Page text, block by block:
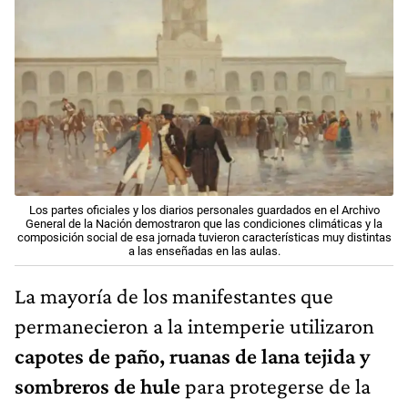
Los partes oficiales y los diarios personales guardados en el Archivo
General de la Nación demostraron que las condiciones climáticas y la
composición social de esa jornada tuvieron características muy distintas
a las enseñadas en las aulas.
La mayoría de los manifestantes que
permanecieron a la intemperie utilizaron
capotes de paño, ruanas de lana tejida y
sombreros de hulepara protegerse de la